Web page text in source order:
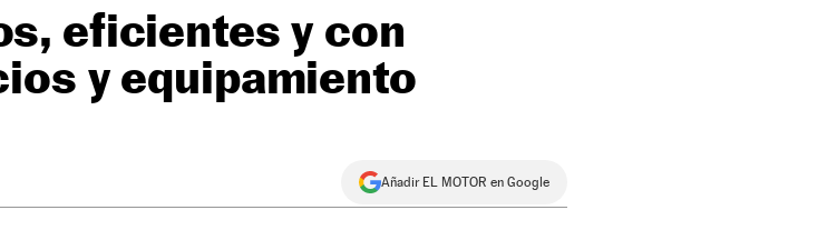
eficientes y con
y equipamiento
Añadir EL MOTOR en Google